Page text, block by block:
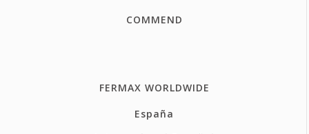
COMMEND
FERMAX WORLDWIDE
España